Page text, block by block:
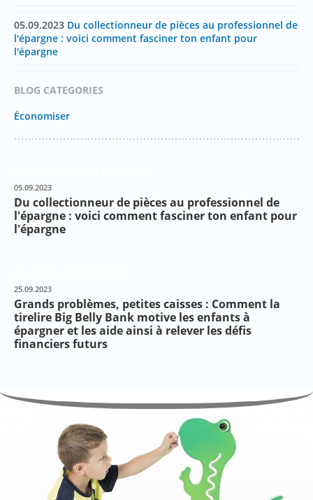
05.09.2023 Du collectionneur de pièces au professionnel de
l'épargne : voici comment fasciner ton enfant pour
l'épargne
BLOG CATEGORIES
Économiser
05.09.2023
Du collectionneur de pièces au professionnel de
l'épargne : voici comment fasciner ton enfant pour
l'épargne
25.09.2023
Grands problèmes, petites caisses : Comment la
tirelire Big Belly Bank motive les enfants à
épargner et les aide ainsi à relever les défis
financiers futurs